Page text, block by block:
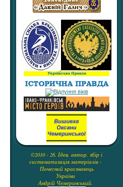
©2010 - 26. Ідея, автор, збір і
систематизація матеріалів -
Почесний краєзнавець
України
Андрій Чемеринський.